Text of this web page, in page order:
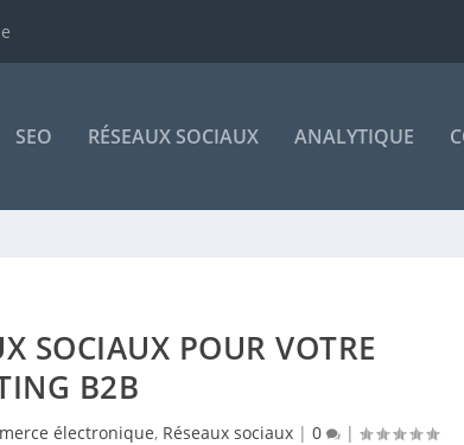
SEO RÉSEAUX SOCIAUX ANALYTIQUE
SOCIAUX POUR VOTRE
B2B
électronique, Réseaux sociaux |0 |